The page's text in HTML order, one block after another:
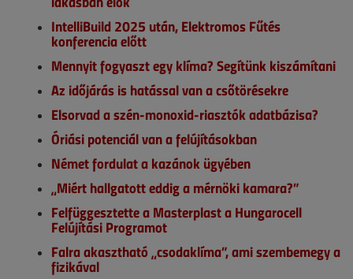
IntelliBuild 2025 után, Elektromos Fűtés
konferencia előtt
Mennyit fogyaszt egy klíma? Segítünk kiszámítani
Az időjárás is hatással van a csőtörésekre
Elsorvad a szén-monoxid-riasztók adatbázisa?
Óriási potenciál van a felújításokban
Német fordulat a kazánok ügyében
„Miért hallgatott eddig a mérnöki kamara?”
Felfüggesztette a Masterplast a Hungarocell
Felújítási Programot
Falra akasztható „csodaklíma”, ami szembemegy a
fizikával